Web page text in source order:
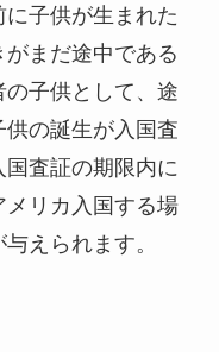
子供が生まれた
まだ途中である
子供として、途
の誕生が入国査
査証の期限内に
リカ入国する場
えられます。